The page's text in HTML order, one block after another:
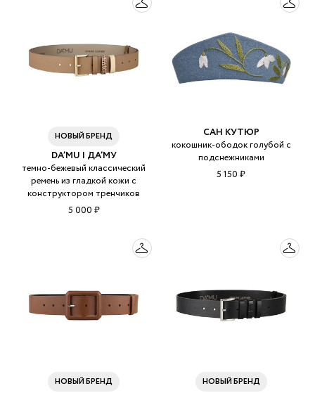
НОВЫЙ БРЕНД
DA’MU | ДА’МУ
темно-бежевый классический
ремень из гладкой кожи с
конструктором тренчиков
5 000 ₽
САН КУТЮР
кокошник-ободок голубой с
подснежниками
5 150 ₽
НОВЫЙ БРЕНД НОВЫЙ БРЕНД